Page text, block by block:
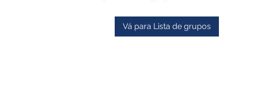
Vá para Lista de grupos